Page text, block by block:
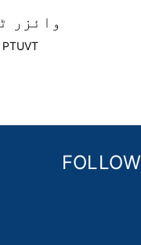
وائزر
PTUVT
FOLLOW